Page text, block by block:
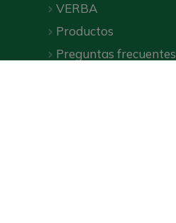
VERBA
Productos
Preguntas frecuentes